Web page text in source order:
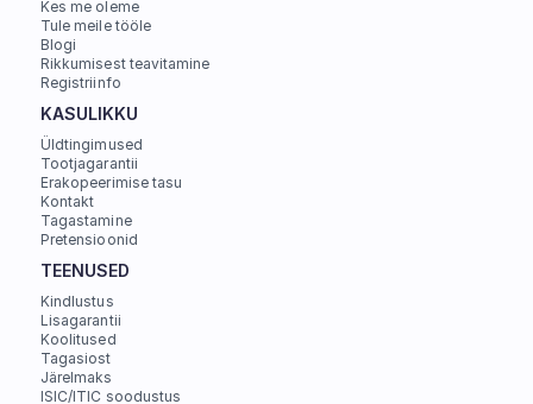
Kes me oleme
Tule meile tööle
Blogi
Rikkumisest teavitamine
Registriinfo
KASULIKKU
Üldtingimused
Tootjagarantii
Erakopeerimise tasu
Kontakt
Tagastamine
Pretensioonid
TEENUSED
Kindlustus
Lisagarantii
Koolitused
Tagasiost
Järelmaks
ISIC/ITIC soodustus